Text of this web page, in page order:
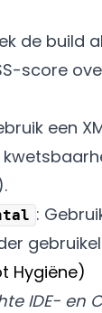
de build
score
een
:
Hygiëne)
IDE- en